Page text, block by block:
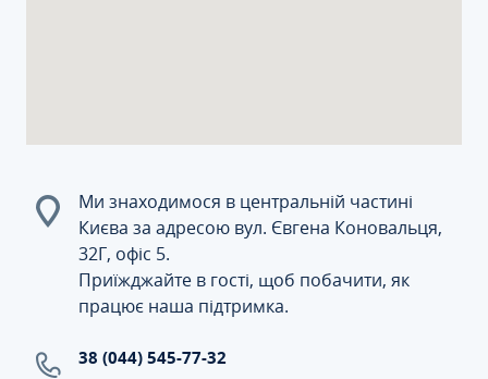
Ми знаходимося в центральній частині
Києва за адресою вул. Євгена Коновальця,
32Г, офіс 5.
Приїжджайте в гості, щоб побачити, як
працює наша підтримка.
38 (044) 545-77-32